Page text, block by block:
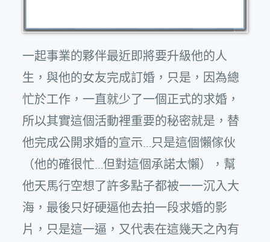
一起事業的夥伴最近即將要升級他的人
生，與他的女友完成訂婚，只是，因為總
忙於工作，一直就少了一個正式的求婚，
所以其實這個活動裡重要的秘密就是，替
他完成公開求婚的宣示…只是這個懶傢伙
（他的確很忙…但對這個承諾太懶），幫
他天馬行空想了許多點子都被一一沉入大
海，最後只好硬逼他去拍一段求婚的影
片，只是這一逼，又代表在這幾天之內有